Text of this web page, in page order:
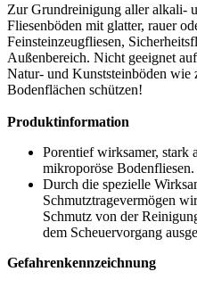
Zur Grundreinigung aller alkali-
Fliesenböden mit glatter, rauer
Feinsteinzeugfliesen,
Außenbereich. Nicht geeignet
Natur- und Kunststeinböden
Bodenflächen schützen!
Produktinformation
Porentief wirksamer, stark
mikroporöse Bodenfliesen.
Durch die spezielle
Schmutztragevermögen
Schmutz von der
dem Scheuervorgang
Gefahrenkennzeichnung